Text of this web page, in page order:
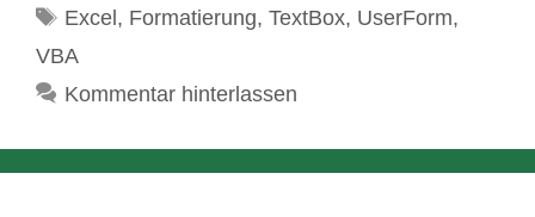
Schlagwörter
Excel , Formatierung, TextBox, UserForm,
VBA
Kommentar hinterlassen